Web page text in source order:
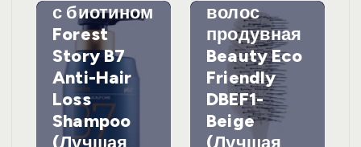
с биотином
Forest
Story B7
Anti-Hair
Loss
Shampoo
(Лучшая
волос
продувная
Beauty Eco
Friendly
DBEF1-
Beige
(Лучшая